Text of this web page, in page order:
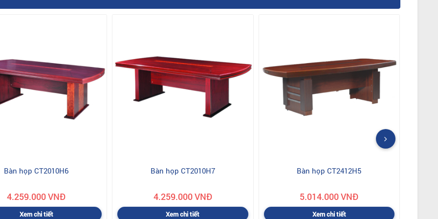
Bàn họp CT2010H6
4.259.000 VNĐ
Xem chi tiết
Bàn họp CT2010H7
4.259.000 VNĐ
Xem chi tiết
Bàn họp CT2412H5
5.014.000 VNĐ
Xem chi tiết